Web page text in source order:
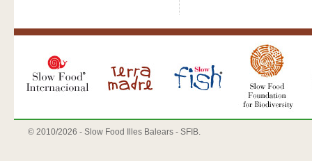
© 2010/2026 - Slow Food Illes Balears - SFIB.